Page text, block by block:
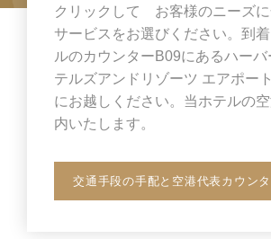
クリックして お客様のニーズ
サービスをお選びください。到
ルのカウンターB09にあるハー
テルズアンドリゾーツ エアポー
にお越しください。当ホテルの
内いたします。
交通手段の手配と空港代表カウン